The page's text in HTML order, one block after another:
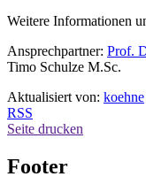
Weitere Informationen
Ansprechpartner: Prof.
Timo Schulze M.Sc.
Aktualisiert von: koehne
RSS
Seite drucken
Footer